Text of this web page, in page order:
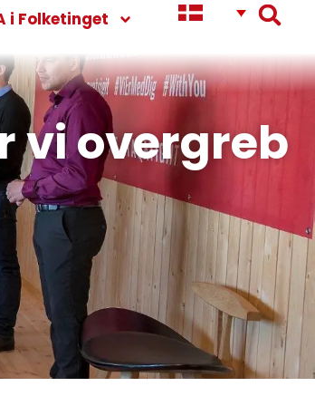
i Folketinget
vi overgreb